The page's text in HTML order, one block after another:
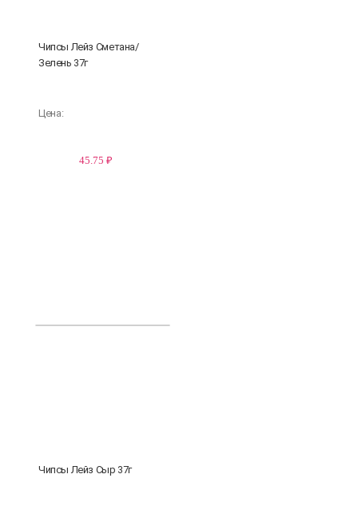
Чипсы Лейз Сметана/
Зелень 37г
Цена:
45.75 ₽
Чипсы Лейз Сыр 37г